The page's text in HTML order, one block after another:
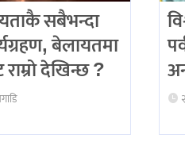
सबैभन्दा
बेलायतमा
देखिन्छ ?